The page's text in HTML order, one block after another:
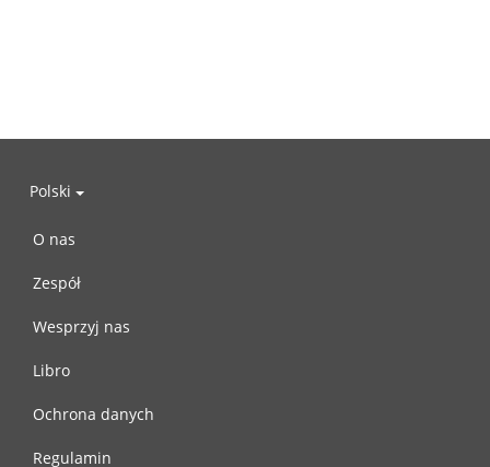
Polski
O nas
Zespół
Wesprzyj nas
Libro
Ochrona danych
Regulamin